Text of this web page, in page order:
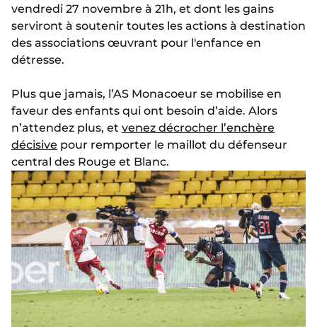
vendredi 27 novembre à 21h, et dont les gains
serviront à soutenir toutes les actions à destination
des associations œuvrant pour l'enfance en
détresse.
Plus que jamais, l’AS Monacoeur se mobilise en
faveur des enfants qui ont besoin d’aide. Alors
n’attendez plus, et venez décrocher l’enchère
décisive pour remporter le maillot du défenseur
central des Rouge et Blanc.